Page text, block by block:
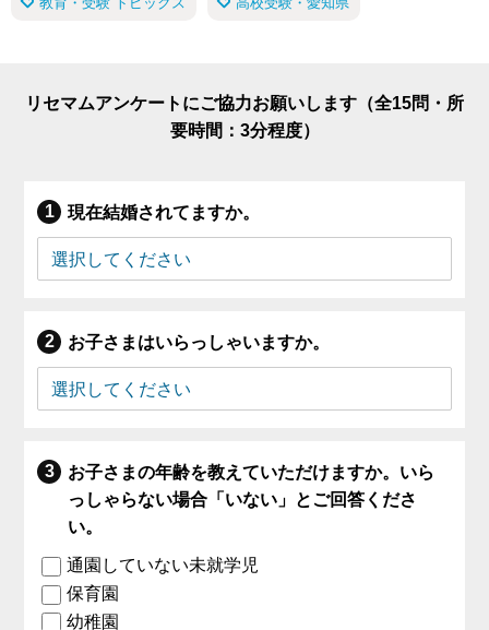
リセマムアンケートにご協力お願いします（全15問・所
要時間：3分程度）
現在結婚されてますか。
お子さまはいらっしゃいますか。
お子さまの年齢を教えていただけますか。いら
っしゃらない場合「いない」とご回答くださ
い。
通園していない未就学児
保育園
幼稚園